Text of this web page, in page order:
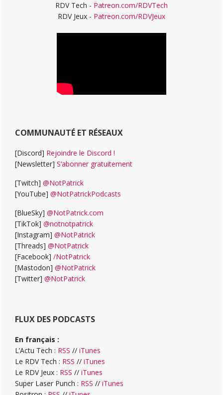
RDV Tech - Patreon.com/RDVTech
RDV Jeux - Patreon.com/RDVJeux
COMMUNAUTÉ ET RÉSEAUX
[Discord] Rejoindre le Discord !
[Newsletter] S’abonner gratuitement
[Twitch] @NotPatrick
[YouTube] @NotPatrickPodcasts
[BlueSky] @NotPatrick.com
[TikTok] @notnotpatrick
[Instagram] @NotPatrick
[Threads] @NotPatrick
[Facebook] /NotPatrick
[Mastodon] @NotPatrick
[Twitter] @NotPatrick
FLUX DES PODCASTS
En français :
L’Actu Tech : RSS // iTunes
Le RDV Tech : RSS // iTunes
Le RDV Jeux : RSS // iTunes
Super Laser Punch : RSS // iTunes